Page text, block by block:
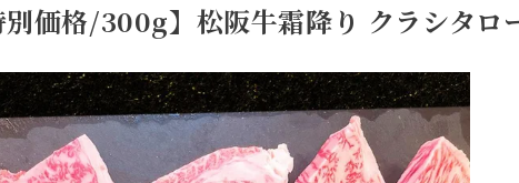
別価格/300g】松阪牛霜降り クラシタ